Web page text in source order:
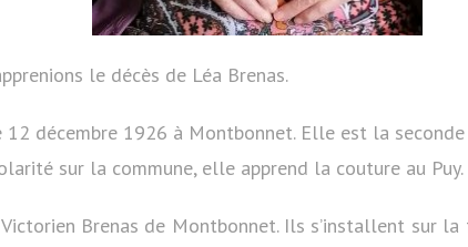
le décès de Léa Brenas.
12 décembre 1926 à Montbonnet. Elle est la
sur la commune, elle apprend la couture au Puy.
Brenas de Montbonnet. Ils s’installent sur